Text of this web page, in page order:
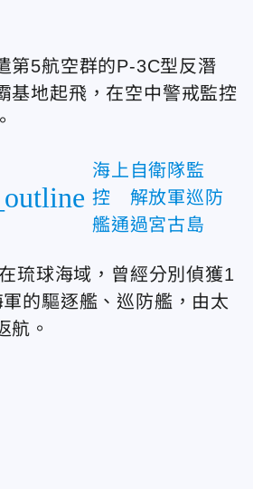
第5航空群的P-3C型反潛
基地起飛，在空中警戒監控
海上自衛隊監
控 解放軍巡防
艦通過宮古島
琉球海域，曾經分別偵獲1
的驅逐艦、巡防艦，由太
航。